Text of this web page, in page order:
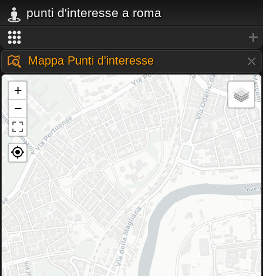
punti d'interesse a roma
Mappa Punti d'interesse
+
−